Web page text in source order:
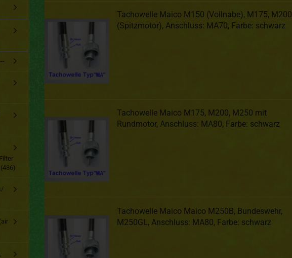
Tachowelle Maico M150 (Vollnabe), M175, M200
(Spitzmotor), Anschluss: MA70, Farbe: schwarz
Tachowelle Maico M175, M200, M250 mit
Rundmotor, Anschluss: MA80, Farbe: schwarz
Tachowelle Maico Maico M250B, Bundeswehr,
M250GL, Anschluss: MA80, Farbe: schwarz